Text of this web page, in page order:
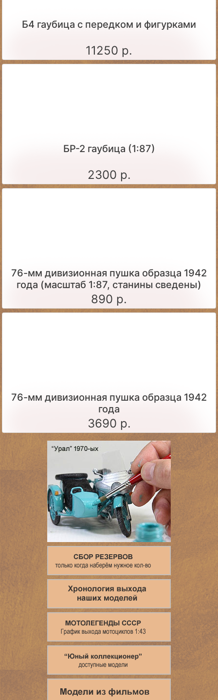
Б4 гаубица с передком и фигурками
11250 р.
БР-2 гаубица (1:87)
2300 р.
76-мм дивизионная пушка образца 1942
года (масштаб 1:87, станины сведены)
890 р.
76-мм дивизионная пушка образца 1942
года
3690 р.